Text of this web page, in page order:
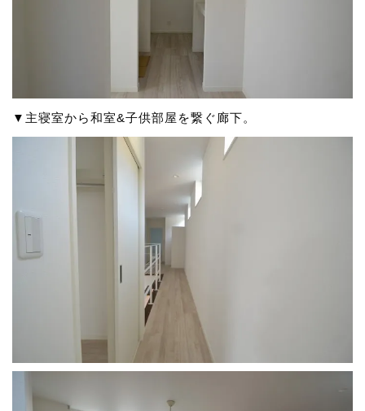
▼主寝室から和室&子供部屋を繋ぐ廊下。